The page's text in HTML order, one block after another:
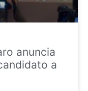
anuncia
a